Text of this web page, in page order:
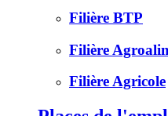
Filière BTP
Filière
Filière Agricole